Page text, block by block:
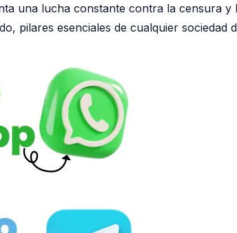
una lucha constante contra la censura y
pilares esenciales de cualquier sociedad